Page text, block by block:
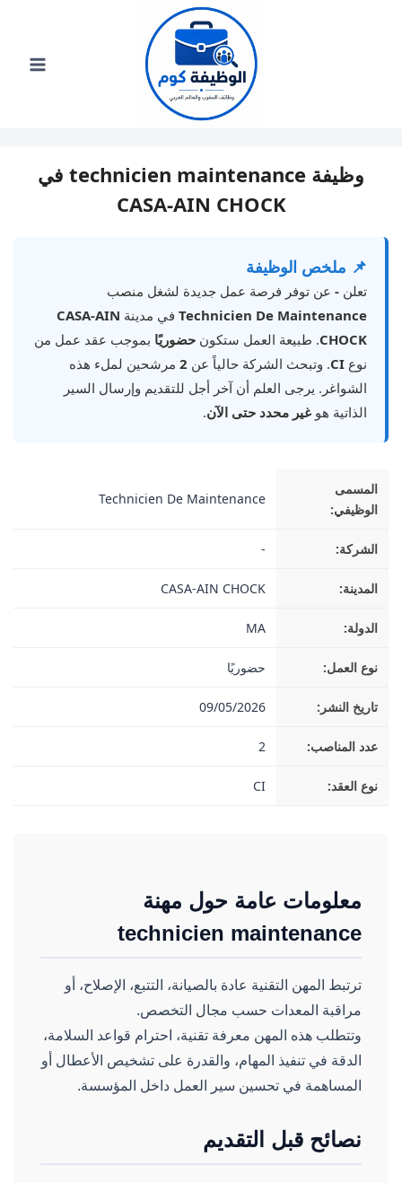
وظيفة technicien maintenance في
CASA-AIN CHOCK
📌 ملخص الوظيفة
تعلن - عن توفر فرصة عمل جديدة لشغل منصب
Technicien De Maintenance في مدينة CASA-AIN
CHOCK. طبيعة العمل ستكون حضوريًا بموجب عقد عمل من
نوع CI. وتبحث الشركة حالياً عن 2 مرشحين لملء هذه
الشواغر. يرجى العلم أن آخر أجل للتقديم وإرسال السير
الذاتية هو غير محدد حتى الآن.
المسمى
الوظيفي:
Technicien De Maintenance
الشركة: -
المدينة: CASA-AIN CHOCK
الدولة: MA
نوع العمل: حضوريًا
تاريخ النشر: 09/05/2026
عدد المناصب: 2
نوع العقد: CI
معلومات عامة حول مهنة
technicien maintenance
ترتبط المهن التقنية عادة بالصيانة، التتبع، الإصلاح، أو
مراقبة المعدات حسب مجال التخصص.
وتتطلب هذه المهن معرفة تقنية، احترام قواعد السلامة،
الدقة في تنفيذ المهام، والقدرة على تشخيص الأعطال أو
المساهمة في تحسين سير العمل داخل المؤسسة.
نصائح قبل التقديم